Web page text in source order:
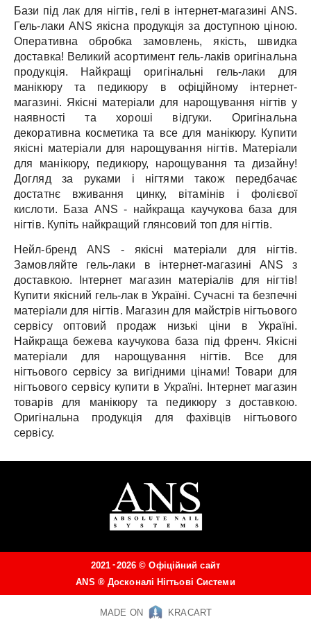
Бази під лак для нігтів, гелі в інтернет-магазині ANS.
Гель-лаки ANS якісна продукція за доступною ціною.
Оперативна обробка замовлень, якість, швидка
доставка! Великий асортимент гель-лаків оригінальна
продукція.
Найкращі оригінальні гель-лаки для
манікюру та педикюру в офіційному інтернет-
магазині. Якісні матеріали для нарощування нігтів у
наявності та хороші відгуки.
Оригінальна
декоративна косметика та все для манікюру. Купити
якісні матеріали для нарощування нігтів. Матеріали
для манікюру, педикюру, нарощування та дизайну!
Догляд за руками і нігтями також передбачає
достатнє вживання цинку, вітамінів і фолієвої
кислоти.
База ANS - найкраща каучукова база для
нігтів. Купіть найкращий глянсовий топ для нігтів.
Нейл-бренд ANS - якісні матеріали для нігтів.
Замовляйте гель-лаки в інтернет-магазині ANS з
доставкою.
Інтернет магазин матеріалів для нігтів!
Купити якісний гель-лак в Україні. Сучасні та безпечні
матеріали для нігтів. Магазин для майстрів нігтьового
сервісу оптовий продаж низькі ціни в Україні.
Найкраща бежева каучукова база під френч. Якісні
матеріали для нарощування нігтів.
Все для
нігтьового сервісу за вигідними цінами! Товари для
нігтьового сервісу купити в Україні.
Інтернет магазин
товарів для манікюру та педикюру з доставкою.
Оригінальна продукція для фахівців нігтьового
сервісу.
2021 -2026 ©Офіційний сайт
ANS ® Досконалі Нігтьові Системи
MADE ON KRACART